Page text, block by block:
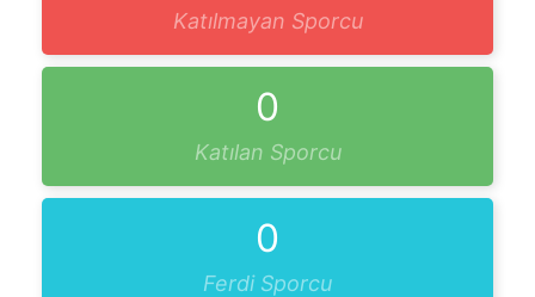
Katılmayan Sporcu
0
Katılan Sporcu
0
Ferdi Sporcu